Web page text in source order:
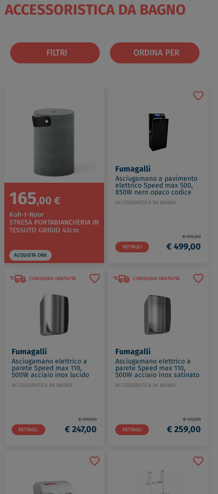
ACCESSORISTICA DA BAGNO
FILTRI ORDINA PER
165,00 €
Koh-I-Noor
STRESA PORTABIANCHERIA IN
TESSUTO GRIGIO 42cm
ACQUISTA ORA
Fumagalli
Asciugamano a pavimento
elettrico Speed max 500,
850W nero opaco codice
prod: SM-500AB02JT000
ACCESSORISTICA DA BAGNO
DETTAGLI
€ 570,00
€ 499,00
CONSEGNA GRATUITA
Fumagalli
Asciugamano elettrico a
parete Speed max 110,
500W acciaio inox lucido
codice prod: SM-
110AI04JT000
ACCESSORISTICA DA BAGNO
DETTAGLI
€ 299,00
€ 247,00
CONSEGNA GRATUITA
Fumagalli
Asciugamano elettrico a
parete Speed max 110,
500W acciaio inox satinato
codice prod: SM-
110AI05JT000
ACCESSORISTICA DA BAGNO
DETTAGLI
€ 312,00
€ 259,00